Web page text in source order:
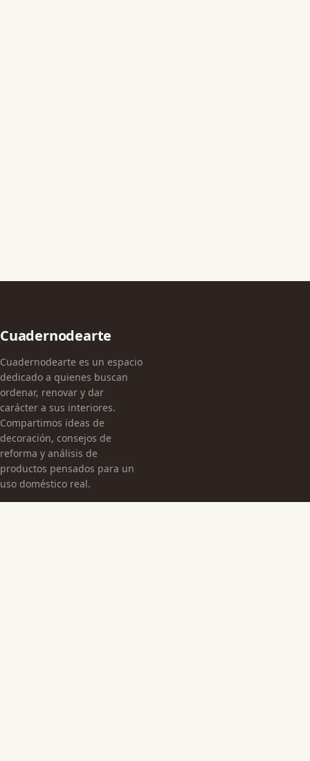
Cuadernodearte
Cuadernodearte es un espacio
dedicado a quienes buscan
ordenar, renovar y dar
carácter a sus interiores.
Compartimos ideas de
decoración, consejos de
reforma y análisis de
productos pensados para un
uso doméstico real.